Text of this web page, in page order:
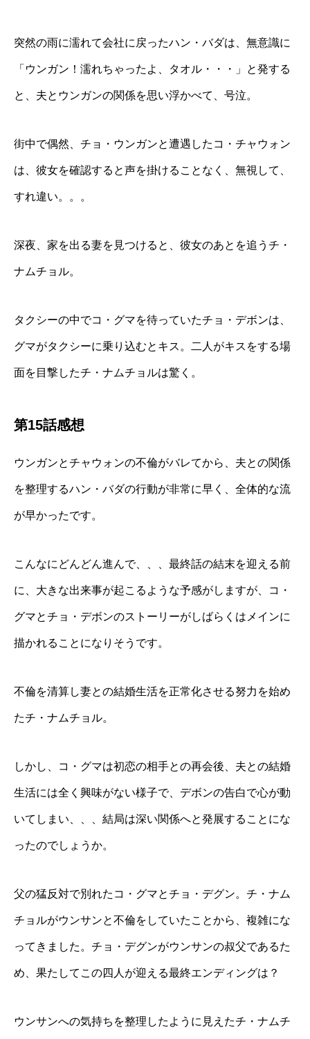
突然の雨に濡れて会社に戻ったハン・バダは、無意識に
「ウンガン！濡れちゃったよ、タオル・・・」と発する
と、夫とウンガンの関係を思い浮かべて、号泣。
街中で偶然、チョ・ウンガンと遭遇したコ・チャウォン
は、彼女を確認すると声を掛けることなく、無視して、
すれ違い。。。
深夜、家を出る妻を見つけると、彼女のあとを追うチ・
ナムチョル。
タクシーの中でコ・グマを待っていたチョ・デボンは、
グマがタクシーに乗り込むとキス。二人がキスをする場
面を目撃したチ・ナムチョルは驚く。
第15話感想
ウンガンとチャウォンの不倫がバレてから、夫との関係
を整理するハン・バダの行動が非常に早く、全体的な流
が早かったです。
こんなにどんどん進んで、、、最終話の結末を迎える前
に、大きな出来事が起こるような予感がしますが、コ・
グマとチョ・デボンのストーリーがしばらくはメインに
描かれることになりそうです。
不倫を清算し妻との結婚生活を正常化させる努力を始め
たチ・ナムチョル。
しかし、コ・グマは初恋の相手との再会後、夫との結婚
生活には全く興味がない様子で、デボンの告白で心が動
いてしまい、、、結局は深い関係へと発展することにな
ったのでしょうか。
父の猛反対で別れたコ・グマとチョ・デグン。チ・ナム
チョルがウンサンと不倫をしていたことから、複雑にな
ってきました。チョ・デグンがウンサンの叔父であるた
め、果たしてこの四人が迎える最終エンディングは？
ウンサンへの気持ちを整理したように見えたチ・ナムチ